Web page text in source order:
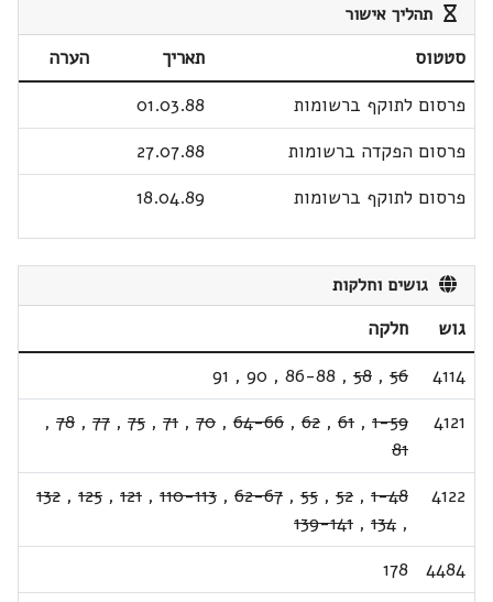
תהליך אישור
סטטוס תאריך
הערה
פרסום לתוקף ברשומות
01.03.88
פרסום הפקדה ברשומות
27.07.88
פרסום לתוקף ברשומות
18.04.89
גושים וחלקות
גוש
חלקה
4114
56
,
58
,
86-88
,
90
,
91
4121
1-59
,
61
,
62
,
64-66
,
70
,
71
,
75
,
77
,
78
,
81
4122
1-48
,
52
,
55
,
62-67
,
110-113
,
121
,
125
,
132
,
134
,
139-141
4484
178